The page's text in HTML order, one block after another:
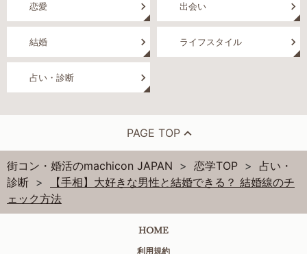
恋愛 出会い
結婚 ライフスタイル
占い・診断
PAGE TOP
街コン・婚活のmachicon JAPAN 恋学TOP
占い・
診断
【手相】大好きな男性と結婚できる？ 結婚線のチ
ェック方法
HOME
利用規約